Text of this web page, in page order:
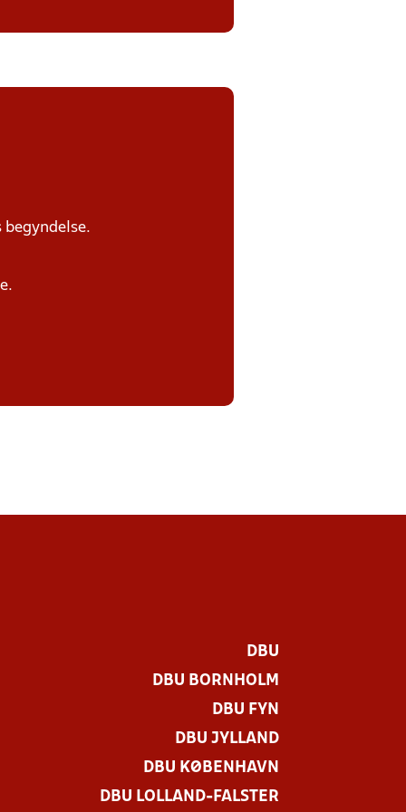
DBU
DBU BORNHOLM
DBU FYN
DBU JYLLAND
DBU KØBENHAVN
DBU LOLLAND-FALSTER